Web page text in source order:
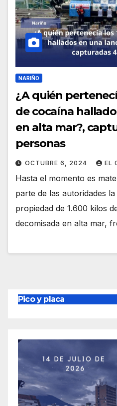
NARIÑO
¿A quién
de cocaína
en alta mar?,
personas
OCTUBRE 6, 2024 EL
Hasta el momento es
parte de las autoridades
propiedad de 1.600 kilos
decomisada en alta mar,
Pico y placa